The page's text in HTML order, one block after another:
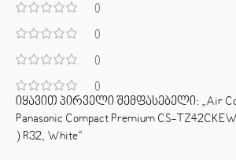
0
0
0
0
იყავით პირველი შემფასებელი: „Air
Panasonic Compact Premium CS-
) R32, White“